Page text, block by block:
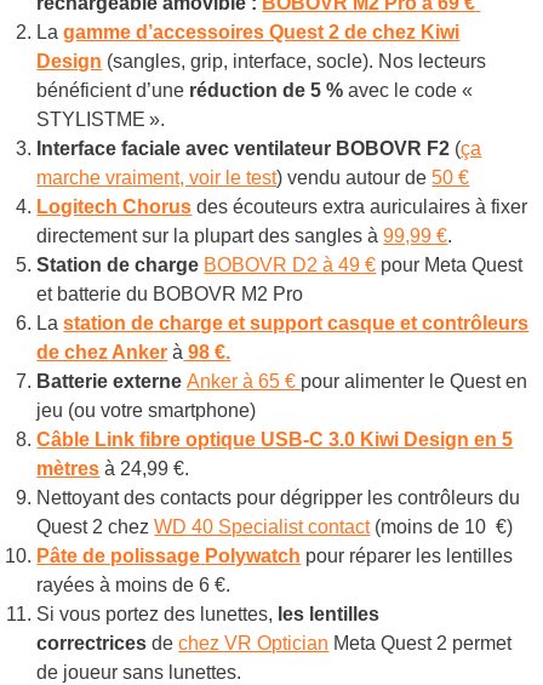
Lagamme d’accessoires Quest 2 de chez Kiwi
Design (sangles, grip, interface, socle). Nos lecteurs
bénéficient d’une réduction de 5 % avec le code «
STYLISTME ».
Interface faciale avec ventilateur BOBOVR F2 (ça
marche vraiment, voir le test) vendu autour de50 €
Logitech Chorus des écouteurs extra auriculaires à fixer
directement sur la plupart des sangles à99,99 €.
Station de charge BOBOVR D2 à 49 € pour Meta Quest
et batterie du BOBOVR M2 Pro
Lastation de charge et support casque et contrôleurs
de chez Anker à 98 €.
Batterie externe Anker à 65 € pour alimenter le Quest en
jeu (ou votre smartphone)
Câble Linkfibre optique USB-C 3.0 Kiwi Design en 5
mètres à 24,99 €.
Nettoyant des contacts pour dégripper les contrôleursdu
Quest 2 chezWD 40 Specialist contact(moins de 10 €)
Pâte de polissage Polywatch pour réparer les lentilles
rayées à moins de 6 €.
Si vous portez des lunettes, les lentilles
correctrices dechez VR Optician Meta Quest 2 permet
de joueur sans lunettes.